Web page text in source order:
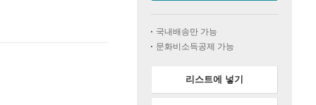
국내배송만 가능
문화비소득공제 가능
리스트에 넣기